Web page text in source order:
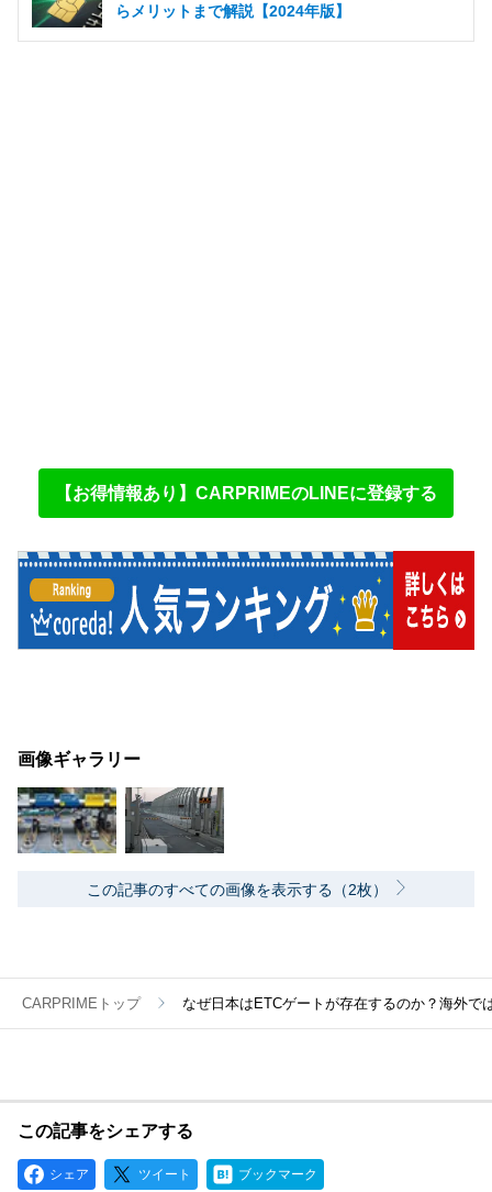
らメリットまで解説【2024年版】
【お得情報あり】CARPRIMEのLINEに登録する
画像ギャラリー
この記事のすべての画像を表示する（2枚）
CARPRIMEトップ なぜ日本はETCゲートが存在するのか？海外で
この記事をシェアする
シェア ツイート ブックマーク